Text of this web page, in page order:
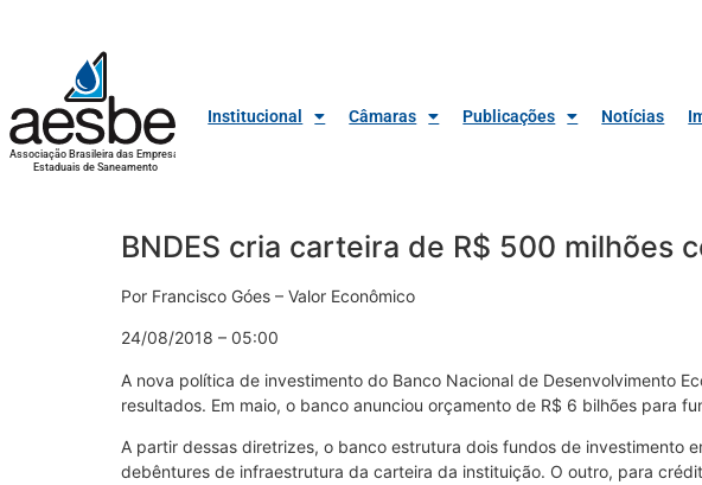
Associação Brasileira das Empresas
Estaduais de Saneamento
Institucional Câmaras Publicações Notícias
BNDES cria carteira de R$ 500 milhões
Por Francisco Góes – Valor Econômico
24/08/2018 – 05:00
A nova política de investimento do Banco Nacional de Desenvolvimento
resultados. Em maio, o banco anunciou orçamento de R$ 6 bilhões para
A partir dessas diretrizes, o banco estrutura dois fundos de investimento
debêntures de infraestrutura da carteira da instituição. O outro, para